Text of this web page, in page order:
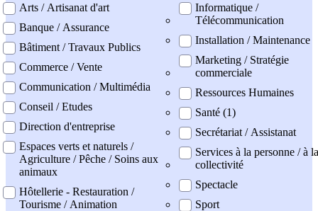
Arts / Artisanat d'art
Banque / Assurance
Bâtiment / Travaux Publics
Commerce / Vente
Communication / Multimédia
Conseil / Etudes
Direction d'entreprise
Espaces verts et naturels /
Agriculture / Pêche / Soins aux
animaux
Hôtellerie - Restauration /
Tourisme / Animation
Informatique /
Télécommunication
Installation / Maintenance
Marketing / Stratégie
commerciale
Ressources Humaines
Santé (1)
Secrétariat / Assistanat
Services à la personne / à la
collectivité
Spectacle
Sport